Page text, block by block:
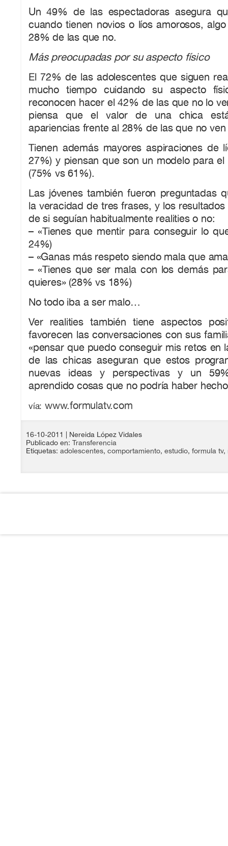
Un 49% de las espectadoras asegura
cuando tienen novios o líos amorosos,
28% de las que no.
Más preocupadas por su aspecto físico
El 72% de las adolescentes que siguen
mucho tiempo cuidando su aspecto
reconocen hacer el 42% de las que no lo
piensa que el valor de una chica
apariencias frente al 28% de las que no ven
Tienen además mayores aspiraciones de
27%) y piensan que son un modelo para
(75% vs 61%).
Las jóvenes también fueron preguntadas
la veracidad de tres frases, y los
de si seguían habitualmente realities o no:
– «Tienes que mentir para conseguir lo
24%)
– «Ganas más respeto siendo mala que
– «Tienes que ser mala con los demás
quieres» (28% vs 18%)
No todo iba a ser malo…
Ver realities también tiene aspectos
favorecen las conversaciones con sus
«pensar que puedo conseguir mis retos en
de las chicas aseguran que estos
nuevas ideas y perspectivas y un
aprendido cosas que no podría haber
vía: www.formulatv.com
16-10-2011
| Nereida López Vidales
Publicado en: Transferencia
Etiquetas: adolescentes, comportamiento, estudio, formula tv,